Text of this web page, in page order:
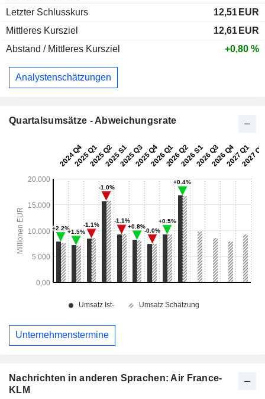
Nachrichten in anderen Sprachen: Air France-
KLM
Letzter Schlusskurs
12,51 EUR
Mittleres Kursziel
12,61 EUR
Abstand / Mittleres Kursziel
+0,80 %
Analystenschätzungen
Quartalsumsätze - Abweichungsrate
Unternehmenstermine